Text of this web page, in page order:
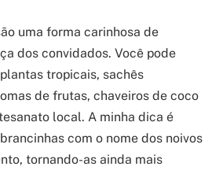
uma forma carinhosa de
dos convidados. Você pode
tropicais, sachês
de frutas, chaveiros de coco
local. A minha dica é
com o nome dos noivos
tornando-as ainda mais